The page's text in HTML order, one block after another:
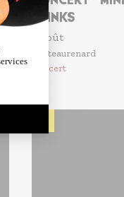
DRINKS
5 août
Châteaurenard
Concert